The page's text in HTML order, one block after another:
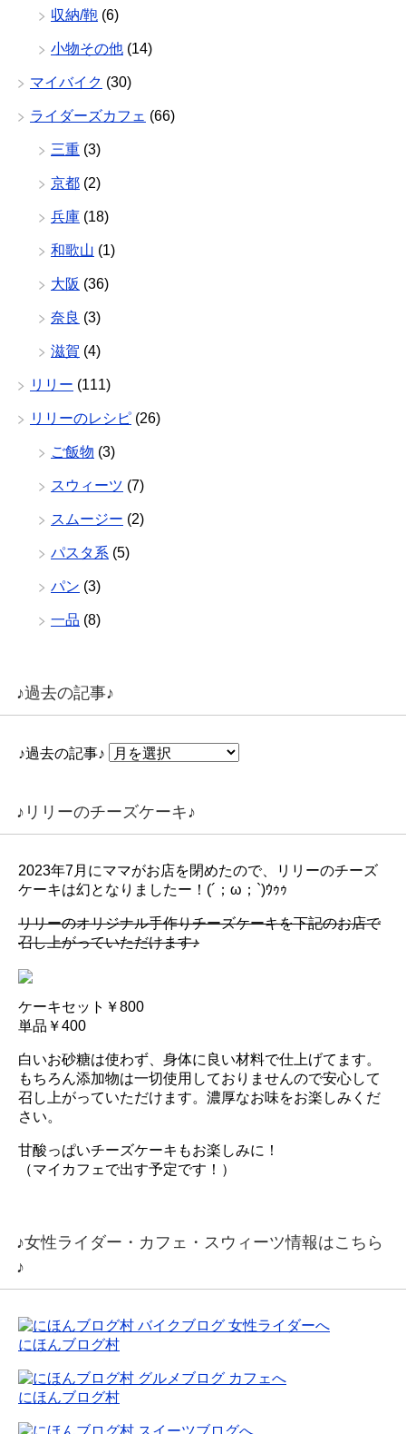
収納/鞄 (6)
小物その他 (14)
マイバイク (30)
ライダーズカフェ (66)
三重 (3)
京都 (2)
兵庫 (18)
和歌山 (1)
大阪 (36)
奈良 (3)
滋賀 (4)
リリー (111)
リリーのレシピ (26)
ご飯物 (3)
スウィーツ (7)
スムージー (2)
パスタ系 (5)
パン (3)
一品 (8)
♪過去の記事♪
♪過去の記事♪
♪リリーのチーズケーキ♪
2023年7月にママがお店を閉めたので、リリーのチーズ
ケーキは幻となりましたー！(´；ω；`)ｳｩｩ
リリーのオリジナル手作りチーズケーキを下記のお店で
召し上がっていただけます♪
ケーキセット￥800
単品￥400
白いお砂糖は使わず、身体に良い材料で仕上げてます。
もちろん添加物は一切使用しておりませんので安心して
召し上がっていただけます。濃厚なお味をお楽しみくだ
さい。
甘酸っぱいチーズケーキもお楽しみに！
（マイカフェで出す予定です！）
♪女性ライダー・カフェ・スウィーツ情報はこちら
♪
にほんブログ村
にほんブログ村